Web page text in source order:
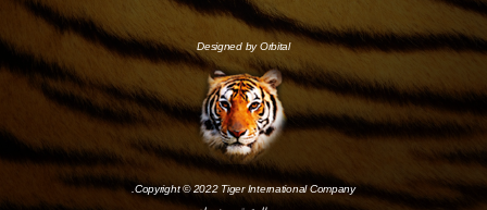
Designed by Orbital
Copyright © 2022 Tiger International Company.